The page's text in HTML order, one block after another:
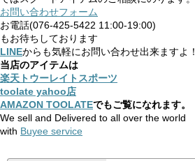
お問い合わせフォーム
お電話(076-425-5422 11:00-19:00)
もお待ちしております
LINEからも気軽にお問い合わせ出来ますよ！
当店のアイテムは
楽天トウーレイトスポーツ
toolate yahoo店
AMAZON TOOLATEでもご覧になれます。
We sell and Delivered to all over the world
with Buyee service